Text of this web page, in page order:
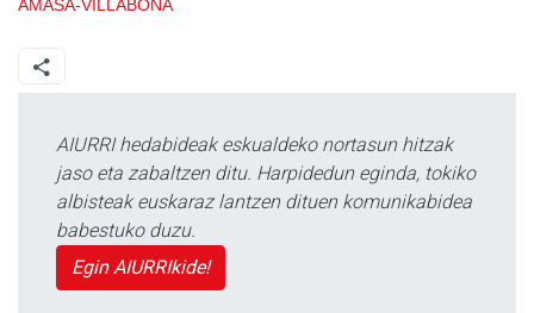
AMASA-VILLABONA
AIURRI hedabideak eskualdeko nortasun hitzak
jaso eta zabaltzen ditu. Harpidedun eginda, tokiko
albisteak euskaraz lantzen dituen komunikabidea
babestuko duzu.
Egin AIURRIkide!